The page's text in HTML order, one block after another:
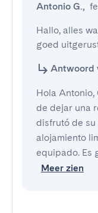
Antonio G.,
Hallo, alles
goed
Antwoord
Hola
de dejar una
disfrutó de
alojamiento
equipado. Es
Meer zien